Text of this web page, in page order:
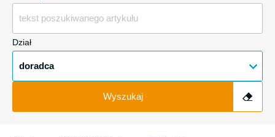
Dział
doradca
Wyszukaj